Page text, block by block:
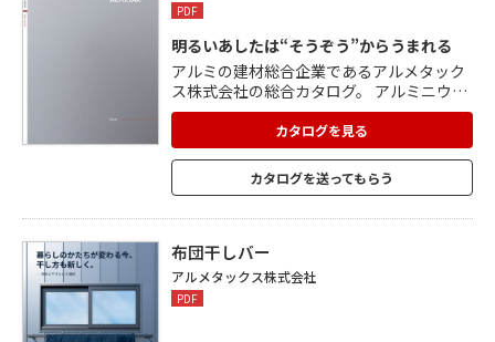
PDF
明るいあしたは“そうぞう”からうまれる
アルミの建材総合企業であるアルメタック
ス株式会社の総合カタログ。 アルミニウム
は軽くて丈夫、錆びにくい、リサイクルに
も優れた、未来の金属です。 アルメタック
スではそんなアルミニウムの未知なる可能
性を追求し、「健康」「快適」「環境共
生」をテーマに、豊かな暮らしを創造。 ア
カタログを見る
カタログを送ってもらう
布団干しバー
アルメタックス株式会社
PDF